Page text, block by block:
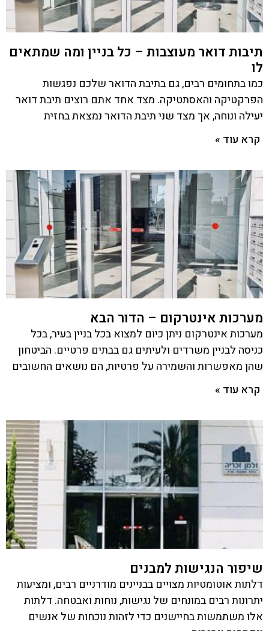
תיבות דואר מעוצבות – כל בניין ומה שמתאים
לו
כמו בתחומים רבים, גם בתיבת הדואר שלכם נפגשות
הפרקטיקה והאסתטיקה. מצד אחד אתם רוצים תיבת דואר
יעילה ונוחה, אך מצד שני תיבת הדואר נמצאת בחזית
קרא עוד »
מערכות אינטרקום – הדור הבא
מערכות אינטרקום ניתן כיום למצוא בכל בניין בעיר, בכל
כניסה לבניין משרדים ולעיתים גם בבתים פרטיים. הביטחון
שהן מאפשרות והשמירה על פרטיות, הם נושאים החשובים
קרא עוד »
שיפור הנגישות למבנים
דלתות אוטומטיות מצויים בבניינים מודרניים רבים, ומציעות
יתרונות רבים במונחים של נגישות, נוחות ואבטחה. דלתות
אלו משתמשות בחיישנים כדי לזהות נוכחות של אנשים